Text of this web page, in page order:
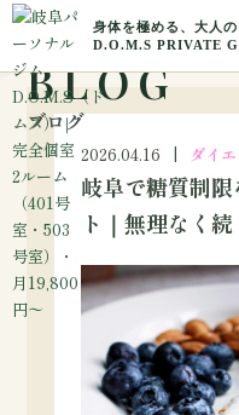
BLOG
ブログ
2026.04.16 ダイ
岐阜で糖質制
ト｜無理なく